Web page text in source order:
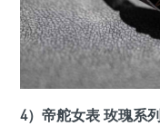
4）帝舵女表 玫瑰系列